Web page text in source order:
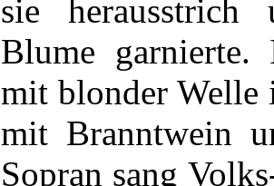
sie
Blume garnierte.
mit blonder Welle
mit Branntwein
Sopran sang